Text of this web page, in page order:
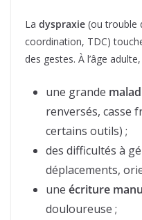
La dyspraxie (ou trouble
coordination, TDC)
des gestes. À l’âge
une grande
renversés, casse
certains outils) ;
des difficultés à
déplacements,
une écriture
douloureuse ;